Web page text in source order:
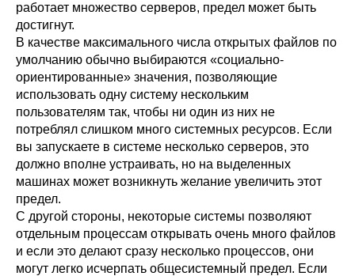
работает множество серверов, предел может быть
достигнут.
В качестве максимального числа открытых файлов по
умолчанию обычно выбираются «социально-
ориентированные» значения, позволяющие
использовать одну систему нескольким
пользователям так, чтобы ни один из них не
потреблял слишком много системных ресурсов. Если
вы запускаете в системе несколько серверов, это
должно вполне устраивать, но на выделенных
машинах может возникнуть желание увеличить этот
предел.
С другой стороны, некоторые системы позволяют
отдельным процессам открывать очень много файлов
и если это делают сразу несколько процессов, они
могут легко исчерпать общесистемный предел. Если